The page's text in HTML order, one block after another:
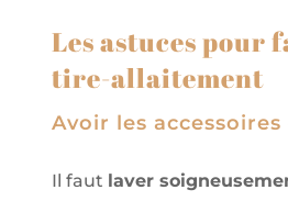
Les astuces pour
tire-allaitement
Avoir les
Il faut laver